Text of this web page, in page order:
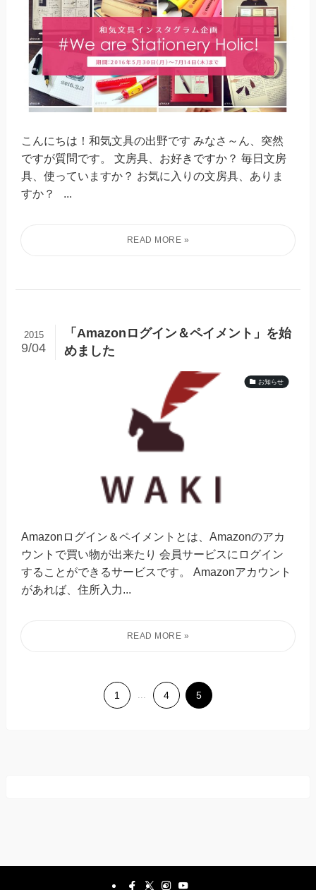
こんにちは！和気文具の出野です みなさ～ん、突然
ですが質問です。 文房具、お好きですか？ 毎日文房
具、使っていますか？ お気に入りの文房具、ありま
すか？ ...
「Amazonログイン＆ペイメント」を始
めました
2015
9/04
お知らせ
Amazonログイン＆ペイメントとは、Amazonのアカ
ウントで買い物が出来たり 会員サービスにログイン
することができるサービスです。 Amazonアカウント
があれば、住所入力...
1 4 5